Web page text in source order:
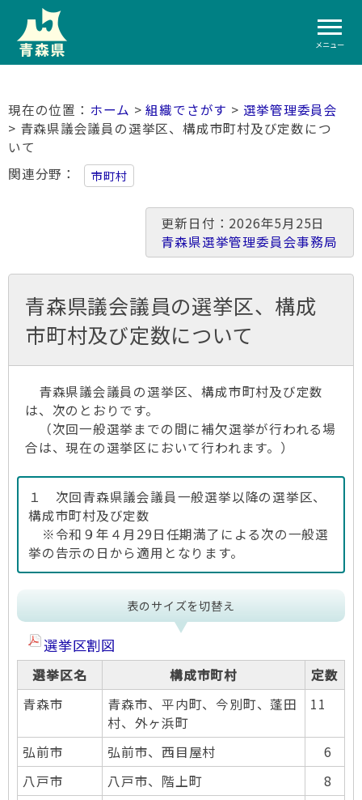
メニュー
ホーム >組織でさがす > 選挙管理委員会
> 青森県議会議員の選挙区、構成市町村及び定数につ
いて
関連分野
市町村
更新日付：2026年5月25日
青森県選挙管理委員会事務局
青森県議会議員の選挙区、構成
市町村及び定数について
青森県議会議員の選挙区、構成市町村及び定数
は、次のとおりです。
（次回一般選挙までの間に補欠選挙が行われる場
合は、現在の選挙区において行われます。）
１ 次回青森県議会議員一般選挙以降の選挙区、
構成市町村及び定数
※令和９年４月29日任期満了による次の一般選
挙の告示の日から適用となります。
表のサイズを切替え
選挙区割図
選挙区名 構成市町村
定数
青森市
青森市、平内町、今別町、蓬田
村、外ヶ浜町
11
弘前市 弘前市、西目屋村
6
八戸市
八戸市、階上町
8